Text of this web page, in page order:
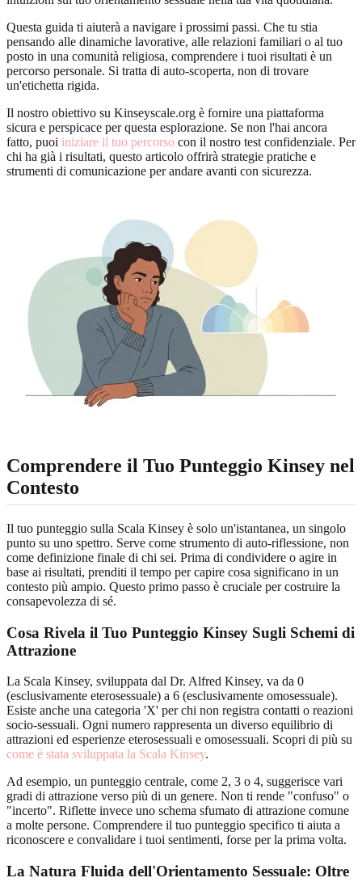
Questa guida ti aiuterà a navigare i prossimi passi. Che tu stia
pensando alle dinamiche lavorative, alle relazioni familiari o al tuo
posto in una comunità religiosa, comprendere i tuoi risultati è un
percorso personale. Si tratta di auto-scoperta, non di trovare
un'etichetta rigida.
Il nostro obiettivo su Kinseyscale.org è fornire una piattaforma
sicura e perspicace per questa esplorazione. Se non l'hai ancora
fatto, puoi iniziare il tuo percorso con il nostro test confidenziale. Per
chi ha già i risultati, questo articolo offrirà strategie pratiche e
strumenti di comunicazione per andare avanti con sicurezza.
Comprendere il Tuo Punteggio Kinsey nel
Contesto
Il tuo punteggio sulla Scala Kinsey è solo un'istantanea, un singolo
punto su uno spettro. Serve come strumento di auto-riflessione, non
come definizione finale di chi sei. Prima di condividere o agire in
base ai risultati, prenditi il tempo per capire cosa significano in un
contesto più ampio. Questo primo passo è cruciale per costruire la
consapevolezza di sé.
Cosa Rivela il Tuo Punteggio Kinsey Sugli Schemi di
Attrazione
La Scala Kinsey, sviluppata dal Dr. Alfred Kinsey, va da 0
(esclusivamente eterosessuale) a 6 (esclusivamente omosessuale).
Esiste anche una categoria 'X' per chi non registra contatti o reazioni
socio-sessuali. Ogni numero rappresenta un diverso equilibrio di
attrazioni ed esperienze eterosessuali e omosessuali. Scopri di più su
come è stata sviluppata la Scala Kinsey.
Ad esempio, un punteggio centrale, come 2, 3 o 4, suggerisce vari
gradi di attrazione verso più di un genere. Non ti rende "confuso" o
"incerto". Riflette invece uno schema sfumato di attrazione comune
a molte persone. Comprendere il tuo punteggio specifico ti aiuta a
riconoscere e convalidare i tuoi sentimenti, forse per la prima volta.
La Natura Fluida dell'Orientamento Sessuale: Oltre